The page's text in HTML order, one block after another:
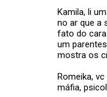
Kamila, li
no ar que a
fato do
um
mostra os
Romeika,
máfia,